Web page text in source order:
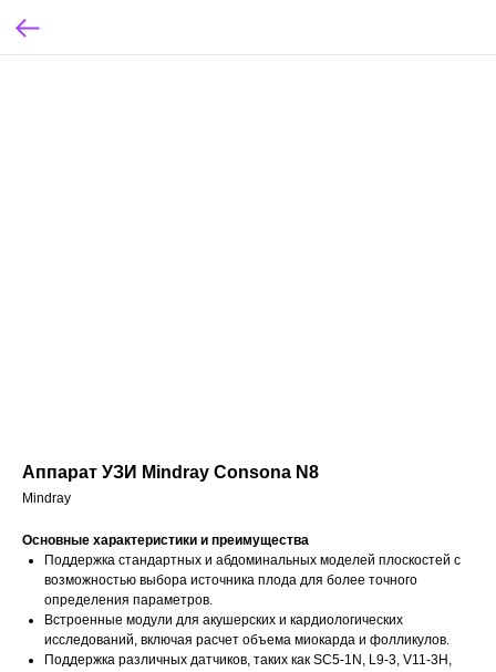
Аппарат УЗИ Mindray Consona N8
Mindray
Основные характеристики и преимущества
Поддержка стандартных и абдоминальных моделей плоскостей с
возможностью выбора источника плода для более точного
определения параметров.
Встроенные модули для акушерских и кардиологических
исследований, включая расчет объема миокарда и фолликулов.
Поддержка различных датчиков, таких как SC5-1N, L9-3, V11-3H,